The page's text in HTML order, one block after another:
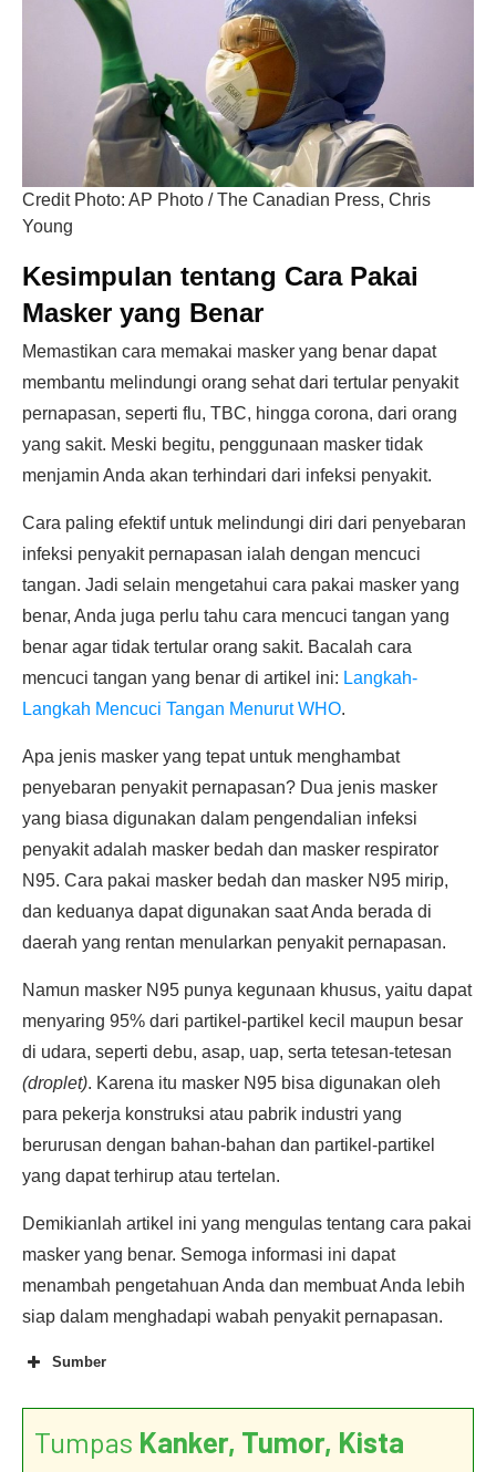
Credit Photo: AP Photo / The Canadian Press, Chris
Young
Kesimpulan tentang Cara Pakai
Masker yang Benar
Memastikan cara memakai masker yang benar dapat
membantu melindungi orang sehat dari tertular penyakit
pernapasan, seperti flu, TBC, hingga corona, dari orang
yang sakit. Meski begitu, penggunaan masker tidak
menjamin Anda akan terhindari dari infeksi penyakit.
Cara paling efektif untuk melindungi diri dari penyebaran
infeksi penyakit pernapasan ialah dengan mencuci
tangan. Jadi selain mengetahui cara pakai masker yang
benar, Anda juga perlu tahu cara mencuci tangan yang
benar agar tidak tertular orang sakit. Bacalah cara
mencuci tangan yang benar di artikel ini: Langkah-
Langkah Mencuci Tangan Menurut WHO.
Apa jenis masker yang tepat untuk menghambat
penyebaran penyakit pernapasan? Dua jenis masker
yang biasa digunakan dalam pengendalian infeksi
penyakit adalah masker bedah dan masker respirator
N95. Cara pakai masker bedah dan masker N95 mirip,
dan keduanya dapat digunakan saat Anda berada di
daerah yang rentan menularkan penyakit pernapasan.
Namun masker N95 punya kegunaan khusus, yaitu dapat
menyaring 95% dari partikel-partikel kecil maupun besar
di udara, seperti debu, asap, uap, serta tetesan-tetesan
(droplet). Karena itu masker N95 bisa digunakan oleh
para pekerja konstruksi atau pabrik industri yang
berurusan dengan bahan-bahan dan partikel-partikel
yang dapat terhirup atau tertelan.
Demikianlah artikel ini yang mengulas tentang cara pakai
masker yang benar. Semoga informasi ini dapat
menambah pengetahuan Anda dan membuat Anda lebih
siap dalam menghadapi wabah penyakit pernapasan.
Sumber
Tumpas Kanker, Tumor, Kista